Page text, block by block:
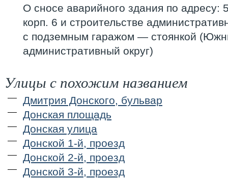
О сносе аварийного здания по адресу:
корп. 6 и строительстве
с подземным гаражом — стоянкой
административный округ)
Улицы с похожим названием
Дмитрия Донского, бульвар
Донская площадь
Донская улица
Донской 1-й, проезд
Донской 2-й, проезд
Донской 3-й, проезд